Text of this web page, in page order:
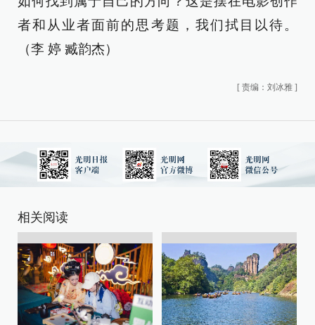
者和从业者面前的思考题，我们拭目以待。
（李 婷 臧韵杰）
[ 责编：刘冰雅 ]
相关阅读